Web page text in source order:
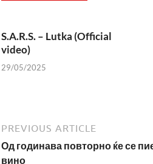
S.A.R.S. – Lutka (Official
video)
29/05/2025
PREVIOUS ARTICLE
Од годинава повторно ќе се
вино